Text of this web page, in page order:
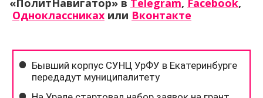
«ПолитНавигатор» в Telegram, Facebook,
Одноклассниках или Вконтакте